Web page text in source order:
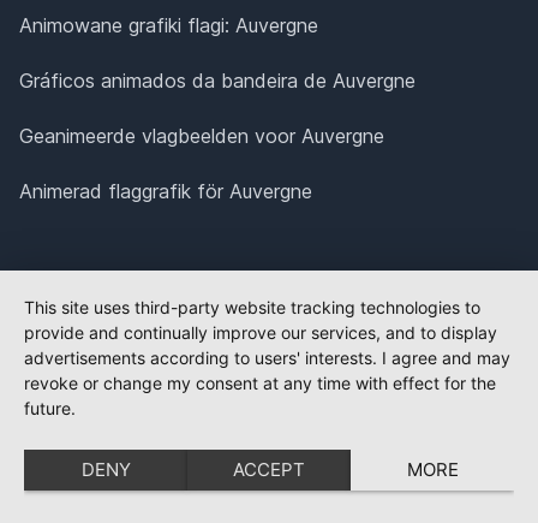
Animowane grafiki flagi: Auvergne
Gráficos animados da bandeira de Auvergne
Geanimeerde vlagbeelden voor Auvergne
Animerad flaggrafik för Auvergne
This site uses third-party website tracking technologies to
provide and continually improve our services, and to display
advertisements according to users' interests. I agree and may
revoke or change my consent at any time with effect for the
future.
DENY ACCEPT MORE